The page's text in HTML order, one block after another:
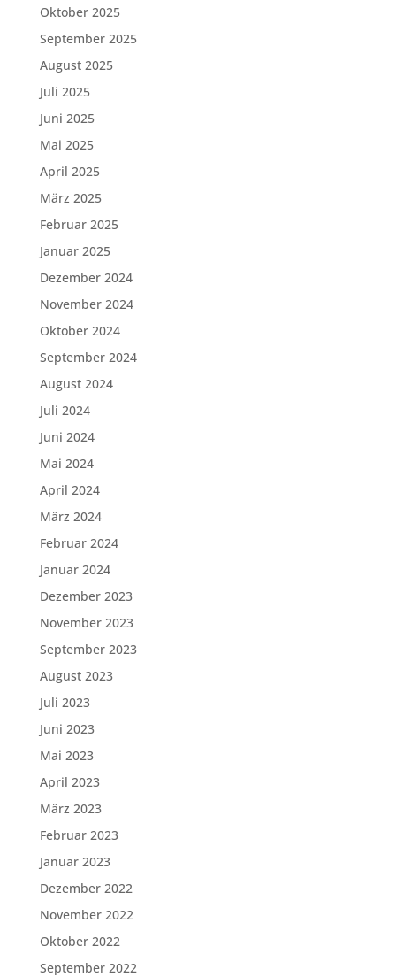
Oktober 2025
September 2025
August 2025
Juli 2025
Juni 2025
Mai 2025
April 2025
März 2025
Februar 2025
Januar 2025
Dezember 2024
November 2024
Oktober 2024
September 2024
August 2024
Juli 2024
Juni 2024
Mai 2024
April 2024
März 2024
Februar 2024
Januar 2024
Dezember 2023
November 2023
September 2023
August 2023
Juli 2023
Juni 2023
Mai 2023
April 2023
März 2023
Februar 2023
Januar 2023
Dezember 2022
November 2022
Oktober 2022
September 2022